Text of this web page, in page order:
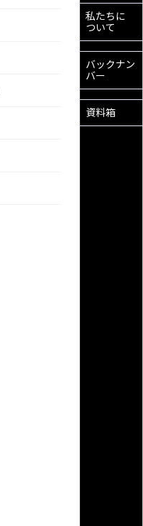
私たちに
ついて
バックナン
バー
資料箱